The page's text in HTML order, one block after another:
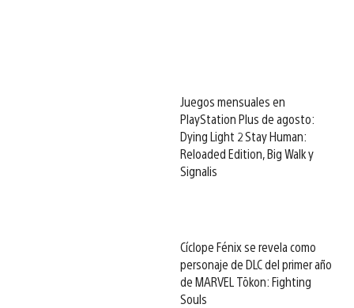
Juegos mensuales en
PlayStation Plus de agosto:
Dying Light 2 Stay Human:
Reloaded Edition, Big Walk y
Signalis
Cíclope Fénix se revela como
personaje de DLC del primer año
de MARVEL Tōkon: Fighting
Souls